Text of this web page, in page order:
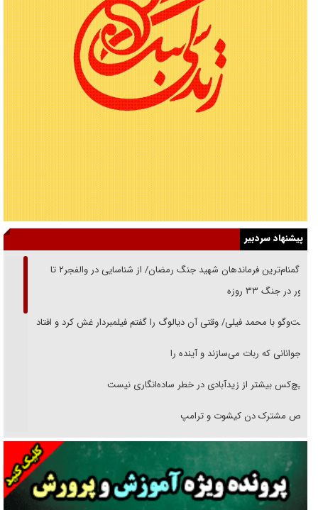
پیشنهاد سردبیر
از گمنام‌ترین فرماندهان شهید جنگ رمضان/ از شناسایی در والفجر۲ تا
حضور در جنگ ۳۳ روزه
گفت‌وگو با محمد فیلی/ وقتی آن دیالوگ را گفتم فیلمبردار غش کرد و افتاد
نوجوانانی که ربات می‌سازند و آینده را
هیچ‌کس بیشتر از زیدآبادی در خطر ساده‌انگاری نیست
رقص مشترک دن کیشوت و ترامپ
دنده دولت به واگذاری مسئله‌دار ایران‌خودرو/ خصوصی‌سازی یا انحصار؟
غریزه‌ی بقا و آقای باقی و رفقا